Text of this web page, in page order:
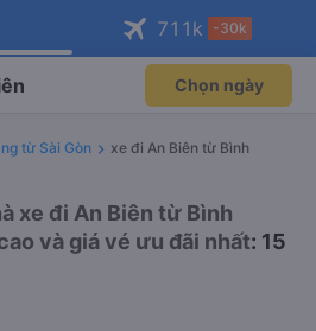
Vexere ngay!
thành viên độc
Mở app
Vexere
khi đặt vé máy bay qua
Mở app
711 k -30k
Chọn ngày
từ Sài Gòn
xe đi An Biên từ Bình
xe đi An Biên từ Bình
và giá vé ưu đãi nhất: 15